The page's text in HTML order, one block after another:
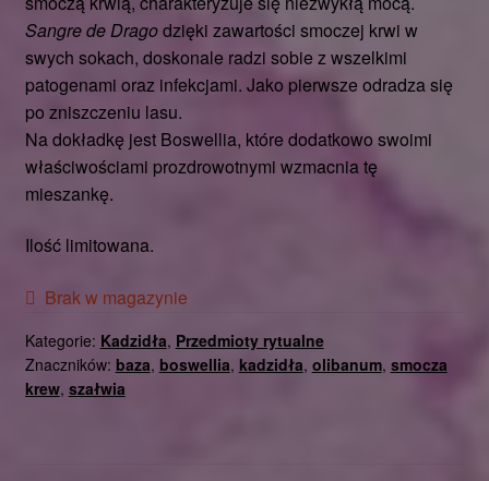
Sangre de Dragodzięki zawartości smoczej krwi w
swych sokach, doskonale radzi sobie z wszelkimi
patogenami oraz infekcjami. Jako pierwsze odradza się
po zniszczeniu lasu.
Na dokładkę jest Boswellia, które dodatkowo swoimi
właściwościami prozdrowotnymi wzmacnia tę
mieszankę.
Ilość limitowana.
Brak w magazynie
Kategorie: Kadzidła, Przedmioty rytualne
Znaczników: baza, boswellia, kadzidła, olibanum, smocza
krew, szałwia